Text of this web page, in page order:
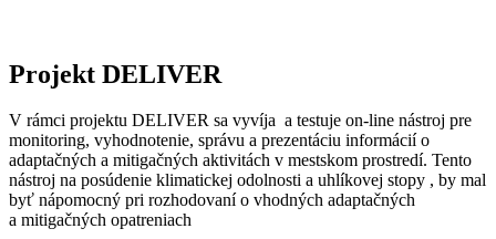
Projekt DELIVER
V rámci projektu DELIVER sa vyvíja a testuje on-line nástroj pre
monitoring, vyhodnotenie, správu a prezentáciu informácií o
adaptačných a mitigačných aktivitách v mestskom prostredí. Tento
nástroj na posúdenie klimatickej odolnosti a uhlíkovej stopy , by mal
byť nápomocný pri rozhodovaní o vhodných adaptačných
a mitigačných opatreniach